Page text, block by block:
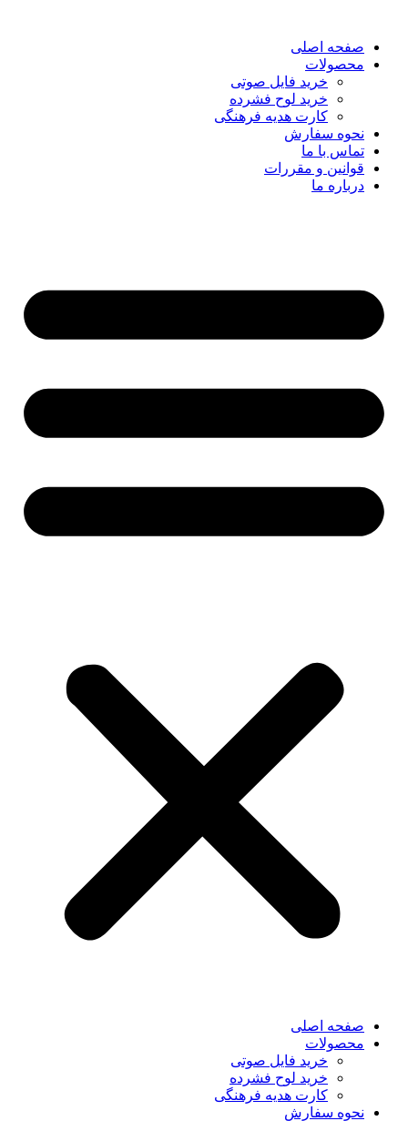
صفحه اصلی
محصولات
خرید فایل صوتی
خرید لوح فشرده
کارت هدیه فرهنگی
نحوه سفارش
تماس با ما
قوانین و مقررات
درباره ما
صفحه اصلی
محصولات
خرید فایل صوتی
خرید لوح فشرده
کارت هدیه فرهنگی
نحوه سفارش